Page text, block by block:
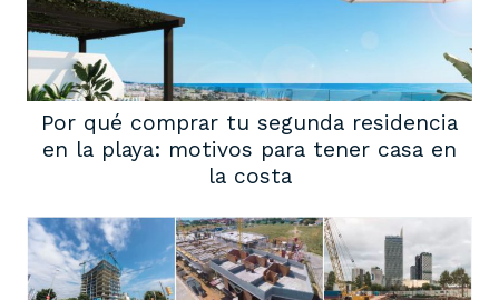
Por qué comprar tu segunda residencia
en la playa: motivos para tener casa en
la costa